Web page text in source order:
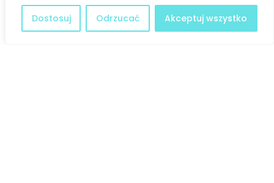
Dostosuj Odrzucać Akceptuj wszystko